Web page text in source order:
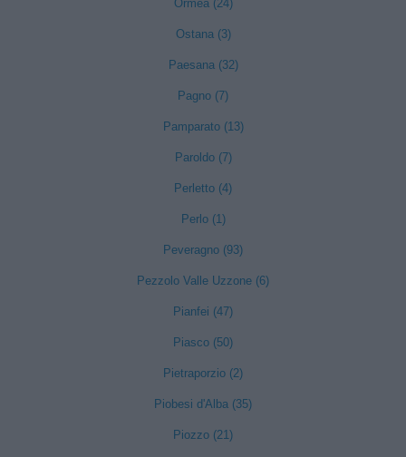
Ormea (24)
Ostana (3)
Paesana (32)
Pagno (7)
Pamparato (13)
Paroldo (7)
Perletto (4)
Perlo (1)
Peveragno (93)
Pezzolo Valle Uzzone (6)
Pianfei (47)
Piasco (50)
Pietraporzio (2)
Piobesi d'Alba (35)
Piozzo (21)